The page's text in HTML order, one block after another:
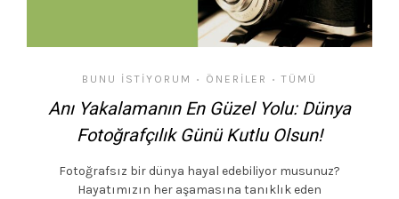
BUNU İSTIYORUM • ÖNERILER • TÜMÜ
Anı Yakalamanın En Güzel Yolu: Dünya
Fotoğrafçılık Günü Kutlu Olsun!
Fotoğrafsız bir dünya hayal edebiliyor musunuz?
Hayatımızın her aşamasına tanıklık eden